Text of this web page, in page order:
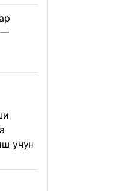
—
учун